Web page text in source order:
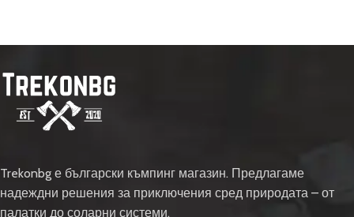
Trekonbg е български къмпинг магазин. Предлагаме
надеждни решения за приключения сред природата – от
палатки до соларни системи.